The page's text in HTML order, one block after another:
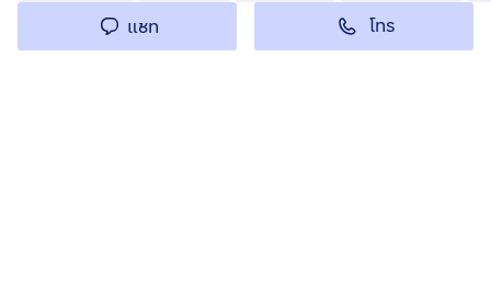
แชท โทร